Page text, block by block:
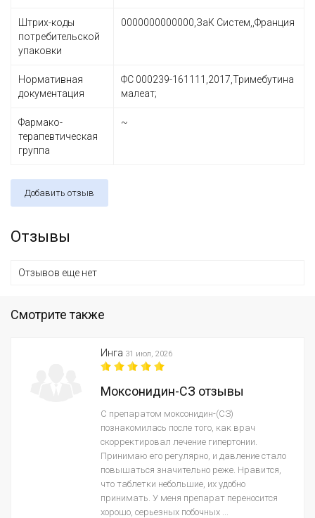
Штрих-коды
потребительской
упаковки
0000000000000,ЗаК Систем,,Франция
Нормативная
документация
ФС 000239-161111,2017,Тримебутина
малеат;
Фармако-
терапевтическая
группа
~
Добавить отзыв
Отзывы
Отзывов еще нет
Смотрите также
Инга 31 июл, 2026
Моксонидин-СЗ отзывы
С препаратом моксонидин-(СЗ)
познакомилась после того, как врач
скорректировал лечение гипертонии.
Принимаю его регулярно, и давление стало
повышаться значительно реже. Нравится,
что таблетки небольшие, их удобно
принимать. У меня препарат переносится
хорошо, серьезных побочных ...